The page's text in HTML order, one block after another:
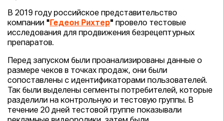
В 2019 году российское представительство
компании " Гедеон Рихтер" провело тестовые
исследования для продвижения безрецептурных
препаратов.
Перед запуском были проанализированы данные о
размере чеков в точках продаж, они были
сопоставлены с идентификаторами пользователей.
Так были выделены сегменты потребителей, которые
разделили на контрольную и тестовую группы. В
течение 20 дней тестовой группе показывали